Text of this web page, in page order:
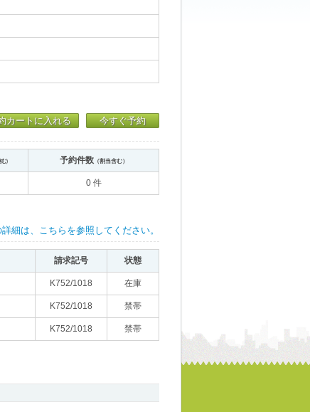
カートに入れる 今すぐ予約
） 予約件数（割当含む）
0 件
細は、こちらを参照してください。
請求記号 状態
K752/1018 在庫
K752/1018 禁帯
K752/1018 禁帯